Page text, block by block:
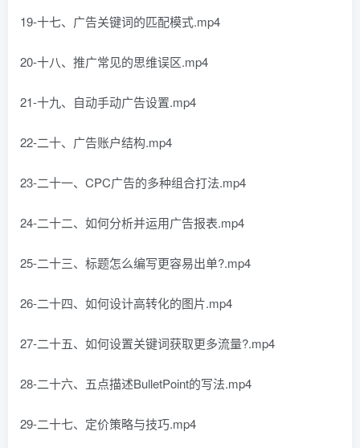
19-十七、广告关键词的匹配模式.mp4
20-十八、推广常见的思维误区.mp4
21-十九、自动手动广告设置.mp4
22-二十、广告账户结构.mp4
23-二十一、CPC广告的多种组合打法.mp4
24-二十二、如何分析并运用广告报表.mp4
25-二十三、标题怎么编写更容易出单?.mp4
26-二十四、如何设计高转化的图片.mp4
27-二十五、如何设置关键词获取更多流量?.mp4
28-二十六、五点描述BulletPoint的写法.mp4
29-二十七、定价策略与技巧.mp4